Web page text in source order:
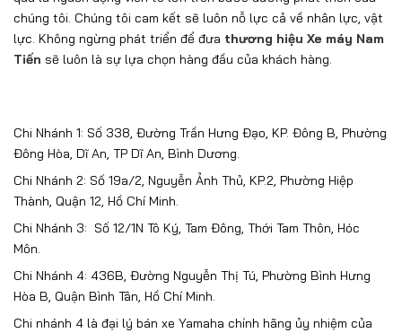
chúng tôi. Chúng tôi cam kết sẽ luôn nỗ lực cả về nhân lực, vật
lực. Không ngừng phát triển để đưa thương hiệu Xe máy Nam
Tiến sẽ luôn là sự lựa chọn hàng đầu của khách hàng.
Chi Nhánh 1: Số 338, Đường Trần Hưng Đạo, KP. Đông B, Phường
Đông Hòa, Dĩ An, TP Dĩ An, Bình Dương.
Chi Nhánh 2: Số 19a/2, Nguyễn Ảnh Thủ, KP.2, Phường Hiệp
Thành, Quận 12, Hồ Chí Minh.
Chi Nhánh 3: Số 12/1N Tô Ký, Tam Đông, Thới Tam Thôn, Hóc
Môn.
Chi Nhánh 4: 436B, Đường Nguyễn Thị Tú, Phường Bình Hưng
Hòa B, Quận Bình Tân, Hồ Chí Minh.
Chi nhánh 4 là đại lý bán xe Yamaha chính hãng ủy nhiệm của